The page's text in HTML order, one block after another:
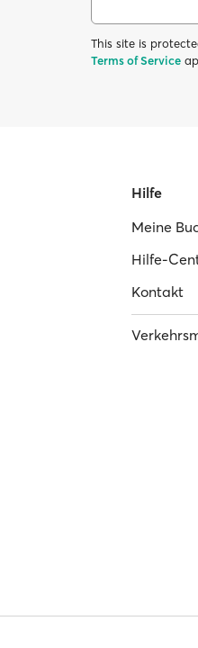
This site is
Terms of Service
Hilfe
Meine
Hilfe-
Kontakt